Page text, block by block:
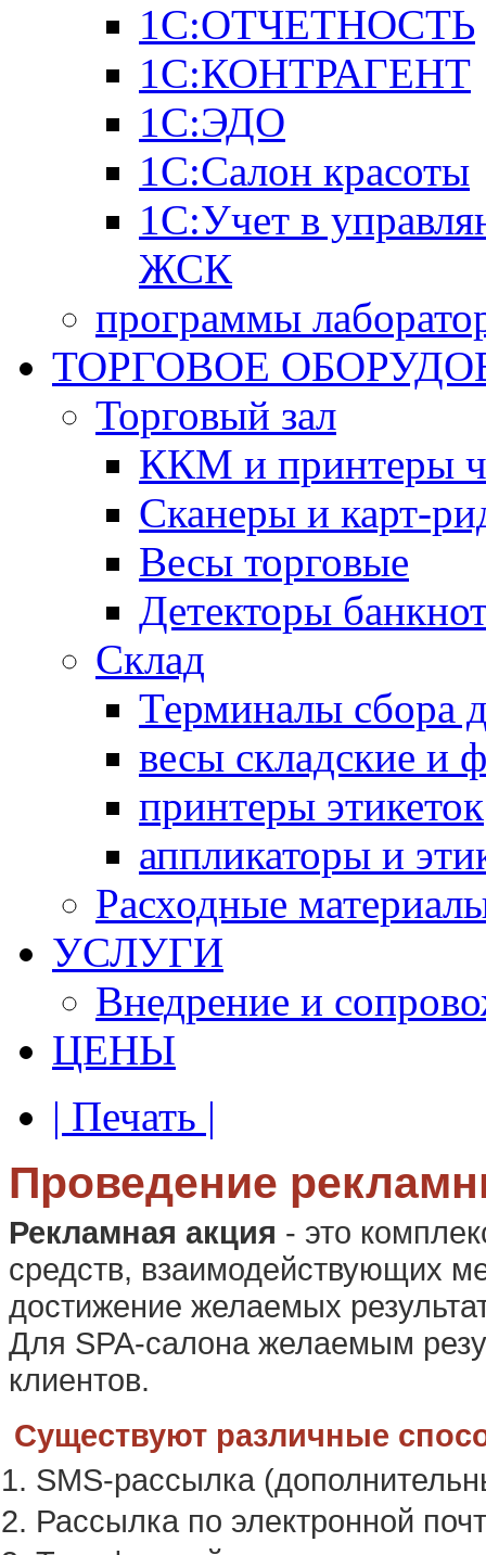
1С:ОТЧЕТНОСТЬ
1С:КОНТРАГЕНТ
1С:ЭДО
1С:Салон красоты
1С:Учет в
ЖСК
программы
ТОРГОВОЕ
Торговый зал
ККМ и принтеры
Сканеры и карт-
Весы торговые
Детекторы
Склад
Терминалы сбора
весы складские и
принтеры этикеток
аппликаторы и
Расходные
УСЛУГИ
Внедрение и
ЦЕНЫ
| Печать |
Проведение
Рекламная акция - это
средств, взаимодействующих
достижение желаемых
Для SPA-салона желаемым
клиентов.
Существуют различные
SMS-рассылка
Рассылка по электронной